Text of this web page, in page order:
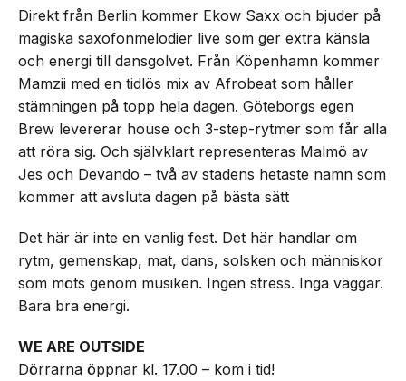
Direkt från Berlin kommer Ekow Saxx och bjuder på
magiska saxofonmelodier live som ger extra känsla
och energi till dansgolvet. Från Köpenhamn kommer
Mamzii med en tidlös mix av Afrobeat som håller
stämningen på topp hela dagen. Göteborgs egen
Brew levererar house och 3-step-rytmer som får alla
att röra sig. Och självklart representeras Malmö av
Jes och Devando – två av stadens hetaste namn som
kommer att avsluta dagen på bästa sätt
Det här är inte en vanlig fest. Det här handlar om
rytm, gemenskap, mat, dans, solsken och människor
som möts genom musiken. Ingen stress. Inga väggar.
Bara bra energi.
WE ARE OUTSIDE
Dörrarna öppnar kl. 17.00 – kom i tid!